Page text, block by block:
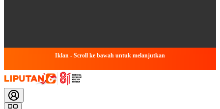
Iklan - Scroll ke bawah untuk melanjutkan